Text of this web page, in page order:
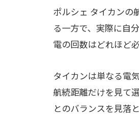
ポルシェ タイカンの
る一方で、実際に自
電の回数はどれほど
タイカンは単なる電
航続距離だけを見て
とのバランスを見落